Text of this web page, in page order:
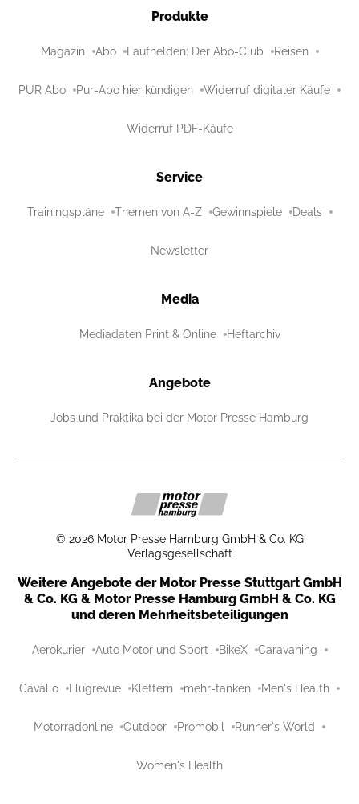
Produkte
Magazin Abo Laufhelden: Der Abo-Club Reisen
PUR Abo Pur-Abo hier kündigen Widerruf digitaler Käufe
Widerruf PDF-Käufe
Service
Trainingspläne Themen von A-Z Gewinnspiele Deals
Newsletter
Media
Mediadaten Print & Online Heftarchiv
Angebote
Jobs und Praktika bei der Motor Presse Hamburg
© 2026 Motor Presse Hamburg GmbH & Co. KG
Verlagsgesellschaft
Weitere Angebote der Motor Presse Stuttgart GmbH
& Co. KG & Motor Presse Hamburg GmbH & Co. KG
und deren Mehrheitsbeteiligungen
Aerokurier Auto Motor und Sport BikeX Caravaning
Cavallo Flugrevue Klettern mehr-tanken Men's Health
Motorradonline Outdoor Promobil Runner's World
Women's Health